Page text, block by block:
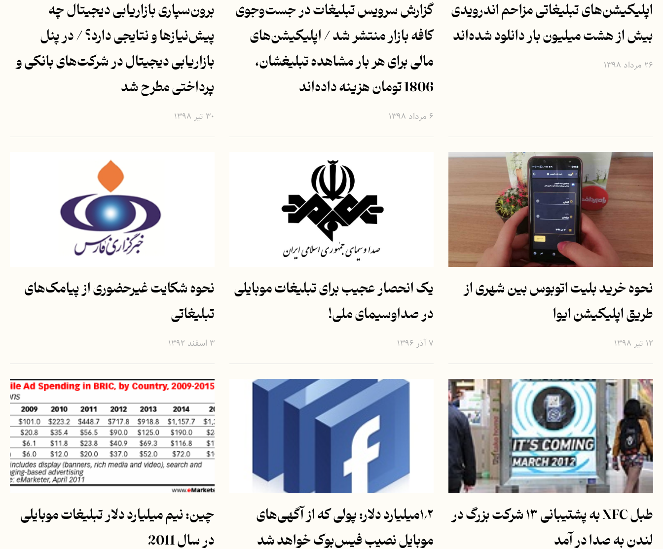
اپلیکیشن‌های تبلیغاتی مزاحم اندرویدی
بیش از هشت میلیون بار دانلود شده‌اند
۲۶ مرداد ۱۳۹۸
گزارش سرویس تبلیغات در جست‌وجوی
کافه بازار منتشر شد / اپلیکیشن‌های
مالی برای هر بار مشاهده تبلیغشان،
1806 تومان هزینه داده‌اند
۶ مرداد ۱۳۹۸
برون‌سپاری بازاریابی دیجیتال چه
پیش‌نیازها و نتایجی دارد؟ / در پنل
بازاریابی دیجیتال در شرکت‌های بانکی و
پرداختی مطرح شد
۳۰ تیر ۱۳۹۸
نحوه خرید بلیت اتوبوس بین شهری از
طریق اپلیکیشن ایوا
۱۲ تیر ۱۳۹۸
یک انحصار عجیب برای تبلیغات موبایلی
در صداوسیمای ملی!
۷ آذر ۱۳۹۶
نحوه شکایت غیرحضوری از پیامک‌های
تبلیغاتی
۳ اسفند ۱۳۹۲
طبل NFC به پشتیبانی ۱۳ شرکت بزرگ در
لندن به صدا در آمد
۱٫۲میلیارد دلار: پولی که از آگهی‌های
موبایل نصیب فیس‌بوک خواهد شد
چین: نیم میلیارد دلار تبلیغات موبایلی
در سال 2011